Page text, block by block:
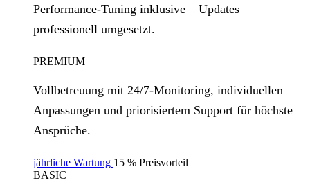
Performance‑Tuning inklusive – Updates
professionell umgesetzt.
PREMIUM
Vollbetreuung mit 24/7‑Monitoring, individuellen
Anpassungen und priorisiertem Support für höchste
Ansprüche.
jährliche Wartung 15 % Preisvorteil
BASIC